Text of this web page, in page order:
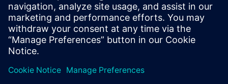
pārvalda jūsu pasūtījumu dzīves ciklu jūsu vietā un piedāvā
vienu ce...
Uzziniet vairāk